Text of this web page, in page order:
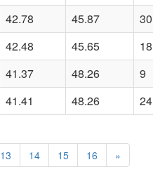
42.78 45.87 30
42.48 45.65 18
41.37 48.26 9
41.41 48.26 24
13 14 15 16 »